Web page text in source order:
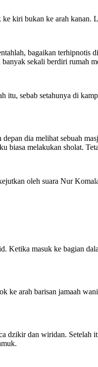
kiri bukan ke arah kanan.
bagaikan
sekali berdiri rumah
itu, sebab setahunya di
dia melihat sebuah
biasa melakukan sholat.
oleh suara Nur
Ketika masuk ke bagian
ke arah barisan jamaah
dzikir dan wiridan.